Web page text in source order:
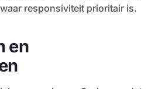
responsiviteit prioritair is.
en